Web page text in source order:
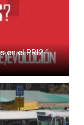
en el PRI?